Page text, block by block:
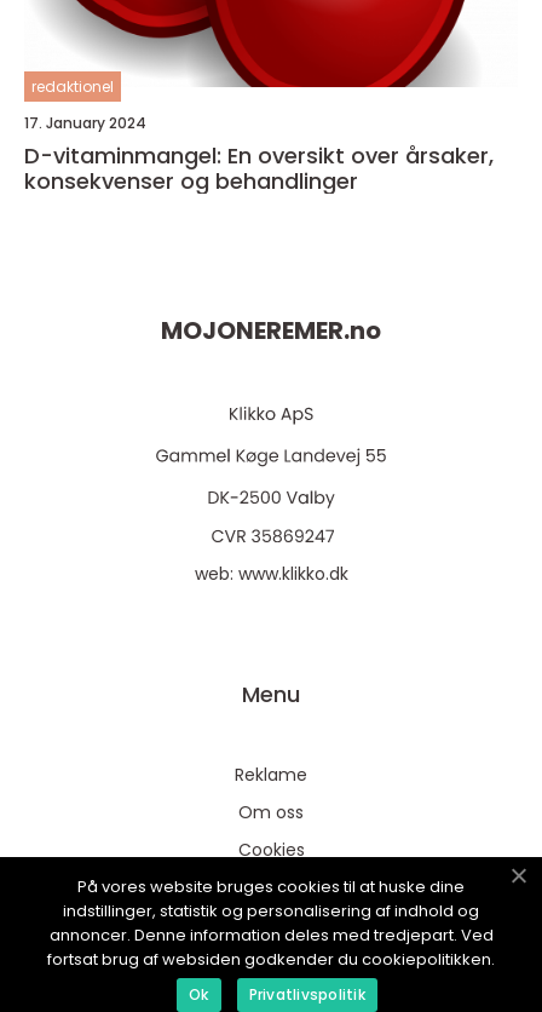
redaktionel
17. January 2024
D-vitaminmangel: En oversikt over årsaker,
konsekvenser og behandlinger
MOJONEREMER.no
web: www.klikko.dk
Menu
Reklame
Om oss
Cookies
Kontakt Oss
Sitemap
På vores website bruges cookies til at huske dine
indstillinger, statistik og personalisering af indhold og
annoncer. Denne information deles med tredjepart. Ved
fortsat brug af websiden godkender du cookiepolitikken.
Ok Privatlivspolitik